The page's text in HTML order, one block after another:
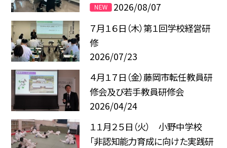
2026/08/07
７月１６日（木）第１回学校経営研
修
2026/07/23
４月１７日（金）藤岡市転任教員研
修会及び若手教員研修会
2026/04/24
１１月２５日（火） 小野中学校
「非認知能力育成に向けた実践研